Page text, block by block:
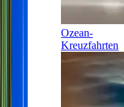
Ozean-
Kreuzfahrten